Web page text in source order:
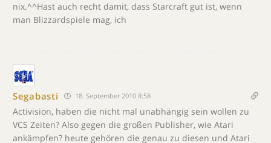
nix.^^Hast auch recht damit, dass Starcraft gut ist, wenn
man Blizzardspiele mag, ich
Segabasti 18. September 2010 8:58
Activision, haben die nicht mal unabhängig sein wollen zu
VCS Zeiten? Also gegen die großen Publisher, wie Atari
ankämpfen? heute gehören die genau zu diesen und Atari